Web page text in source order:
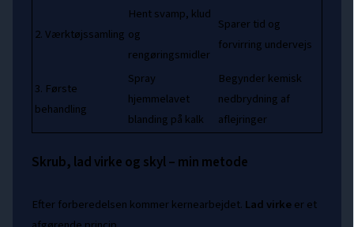
2. Værktøjssamling
Hent svamp, klud
og
rengøringsmidler
Sparer tid og
forvirring undervejs
3. Første
behandling
Spray
hjemmelavet
blanding på kalk
Begynder kemisk
nedbrydning af
aflejringer
Skrub, lad virke og skyl – min metode
Efter forberedelsen kommer kernearbejdet. Lad virkeer et